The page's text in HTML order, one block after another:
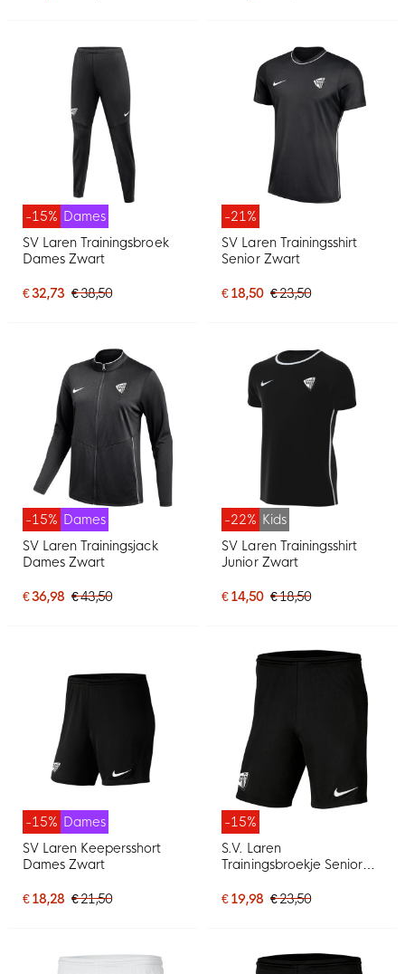
-15% Dames
SV Laren Trainingsbroek
Dames Zwart
€ 32,73 € 38,50
-21%
SV Laren Trainingsshirt
Senior Zwart
€ 18,50 € 23,50
-15% Dames
SV Laren Trainingsjack
Dames Zwart
€ 36,98 € 43,50
-22% Kids
SV Laren Trainingsshirt
Junior Zwart
€ 14,50 € 18,50
-15% Dames
SV Laren Keepersshort
Dames Zwart
€ 18,28 € 21,50
-15%
S.V. Laren
Trainingsbroekje Senior
€ 19,98 € 23,50